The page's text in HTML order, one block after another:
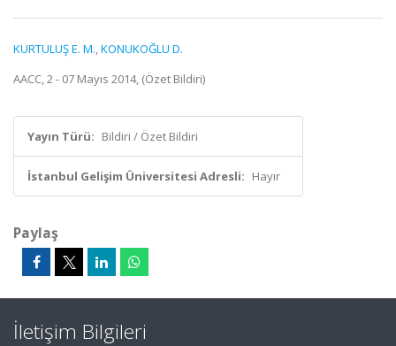
KURTULUŞ E. M.,KONUKOĞLU D.
AACC, 2 - 07 Mayıs 2014, (Özet Bildiri)
Yayın Türü: Bildiri / Özet Bildiri
İstanbul Gelişim Üniversitesi Adresli: Hayır
Paylaş
İletişim Bilgileri